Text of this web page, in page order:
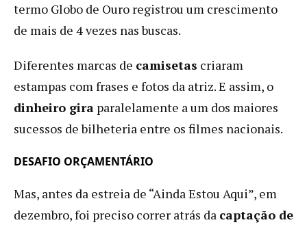
termo Globo de Ouro registrou um crescimento
de mais de 4 vezes nas buscas.
Diferentes marcas de camisetas criaram
estampas com frases e fotos da atriz. E assim, o
dinheiro gira paralelamente a um dos maiores
sucessos de bilheteria entre os filmes nacionais.
DESAFIO ORÇAMENTÁRIO
Mas, antes da estreia de “Ainda Estou Aqui”, em
dezembro, foi preciso correr atrás da captação de